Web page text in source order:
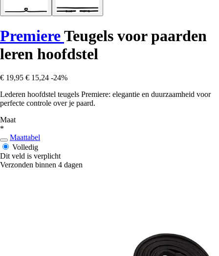
PremiereTeugels voor paarden
leren hoofdstel
€ 19,95 € 15,24 -24%
Lederen hoofdstel teugels Premiere: elegantie en duurzaamheid voor
perfecte controle over je paard.
Maat
*
Maattabel
Volledig
Dit veld is verplicht
Verzonden binnen 4 dagen